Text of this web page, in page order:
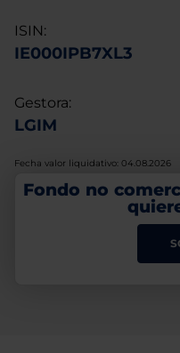
ISIN:
IE000IPB7XL3
Gestora:
LGIM
Fecha valor liquidativo: 04.08.2026
Fondo no